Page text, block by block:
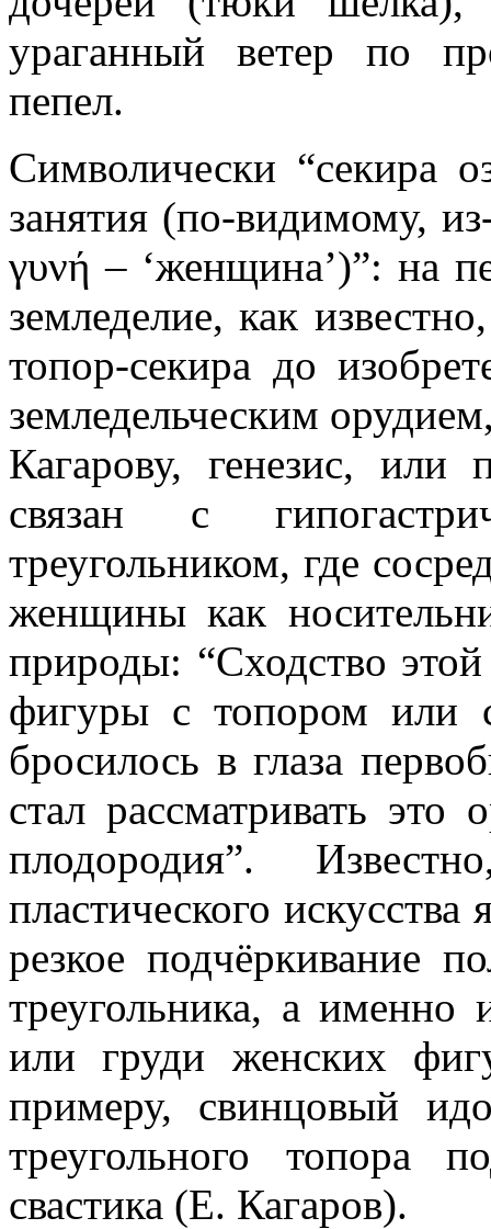
ураганный ветер по
пепел.
Cимволически “секира
занятия (по-видимому,
γυνή – ‘женщина’)”: на
земледелие, как
топор-секира до
земледельческим
Кагарову, генезис, или
связан с
треугольником, где
женщины как
природы: “Сходство этой
фигуры с топором или
бросилось в глаза
стал рассматривать
плодородия”.
пластического искусства
резкое подчёркивание
треугольника, а именно
или груди женских
примеру, свинцовый
треугольного
свастика (Е. Кагаров).